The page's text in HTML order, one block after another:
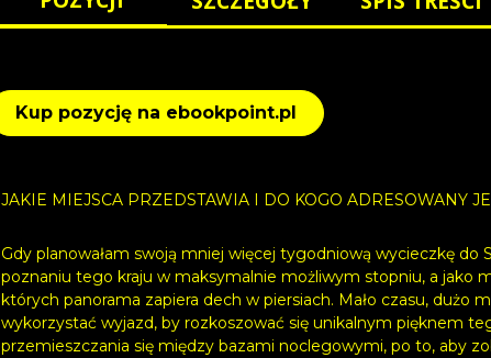
Kup pozycję na ebookpoint.pl
JAKIE MIEJSCA PRZEDSTAWIA I DO KOGO ADRESOWANY
Gdy planowałam swoją mniej więcej tygodniową wycieczkę do
poznaniu tego kraju w maksymalnie możliwym stopniu, a jako
których panorama zapiera dech w piersiach. Mało czasu, dużo
wykorzystać wyjazd, by rozkoszować się unikalnym pięknem
przemieszczania się między bazami noclegowymi, po to, aby